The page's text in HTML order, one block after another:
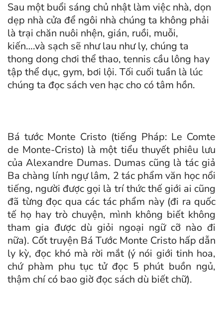
Sau một buổi sáng chủ nhật làm việc nhà, dọn
dẹp nhà cửa để ngôi nhà chúng ta không phải
là trại chăn nuôi nhện, gián, ruồi, muỗi,
kiến….và sạch sẽ như lau như ly, chúng ta
thong dong chơi thể thao, tennis cầu lông hay
tập thể dục, gym, bơi lội. Tối cuối tuần là lúc
chúng ta đọc sách ven hạc cho có tâm hồn.
Bá tước Monte Cristo (tiếng Pháp: Le Comte
de Monte-Cristo) là một tiểu thuyết phiêu lưu
của Alexandre Dumas. Dumas cũng là tác giả
Ba chàng lính ngự lâm, 2 tác phẩm văn học nổi
tiếng, người được gọi là trí thức thế giới ai cũng
đã từng đọc qua các tác phẩm này (đi ra quốc
tế họ hay trò chuyện, mình không biết không
tham gia được dù giỏi ngoại ngữ cỡ nào đi
nữa). Cốt truyện Bá Tước Monte Cristo hấp dẫn
ly kỳ, đọc khó mà rời mắt (ý nói giới tinh hoa,
chứ phàm phu tục tử đọc 5 phút buồn ngủ,
thậm chí có bao giờ đọc sách dù biết chữ).